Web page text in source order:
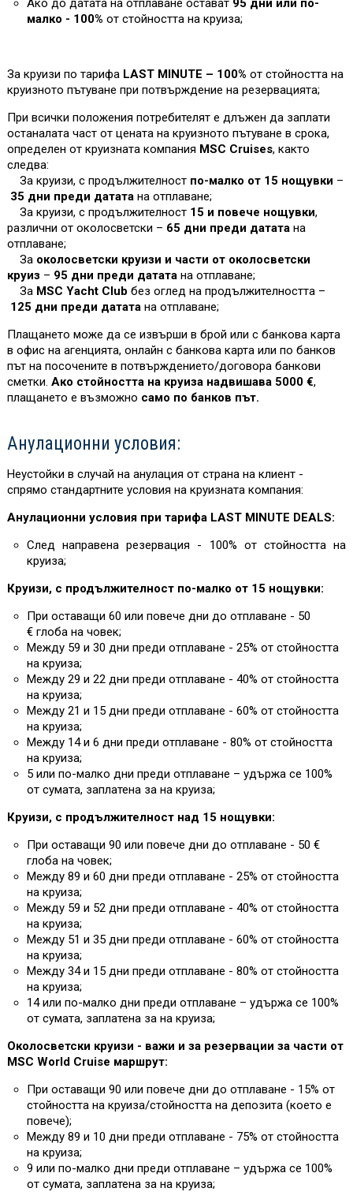
Ако до датата на отплаване остават 95 дни или по-
малко - 100% от стойността на круиза;
За круизи по тарифа LAST MINUTE – 100% от стойността на
круизното пътуване при потвърждение на резервацията;
При всички положения потребителят е длъжен да заплати
останалата част от цената на круизното пътуване в срока,
определен от круизната компания MSC Cruises, както
следва:
За круизи, с продължителност по-малко от 15 нощувки –
35 дни преди датата на отплаване;
За круизи, с продължителност15 и повече нощувки,
различни от околосветски – 65 дни преди датата на
отплаване;
За околосветски круизи и части от околосветски
круиз – 95 дни преди датата на отплаване;
За MSC Yacht Club без оглед на продължителността –
125 дни преди датата на отплаване;
Плащането може да се извърши в брой или с банкова карта
в офис на агенцията, онлайн с банкова карта или по банков
път на посочените в потвърждението/договора банкови
сметки. Ако стойността на круиза надвишава 5000 €,
плащането е възможно само по банков път.
Анулационни условия:
Неустойки в случай на анулация от страна на клиент -
спрямо стандартните условия на круизната компания:
Анулационни условия при тарифа LAST MINUTE DEALS:
След направена резервация - 100% от стойността на
круиза;
Круизи, с продължителност по-малко от 15 нощувки:
При оставащи 60 или повече дни до отплаване - 50
€ глоба на човек;
Между 59 и 30 дни преди отплаване - 25% от стойността
на круиза;
Между 29 и 22 дни преди отплаване - 40% от стойността
на круиза;
Между 21 и 15 дни преди отплаване - 60% от стойността
на круиза;
Между 14 и 6 дни преди отплаване - 80% от стойността
на круиза;
5 или по-малко дни преди отплаване – удържа се 100%
от сумата, заплатена за на круиза;
Круизи, с продължителност над 15 нощувки:
При оставащи 90 или повече дни до отплаване - 50 €
глоба на човек;
Между 89 и 60 дни преди отплаване - 25% от стойността
на круиза;
Между 59 и 52 дни преди отплаване - 40% от стойността
на круиза;
Между 51 и 35 дни преди отплаване - 60% от стойността
на круиза;
Между 34 и 15 дни преди отплаване - 80% от стойността
на круиза;
14 или по-малко дни преди отплаване – удържа се 100%
от сумата, заплатена за на круиза;
Околосветски круизи - важи и за резервации за части от
MSC World Cruise маршрут:
При оставащи 90 или повече дни до отплаване - 15% от
стойността на круиза/стойността на депозита (което е
повече);
Между 89 и 10 дни преди отплаване - 75% от стойността
на круиза;
9 или по-малко дни преди отплаване – удържа се 100%
от сумата, заплатена за на круиза;